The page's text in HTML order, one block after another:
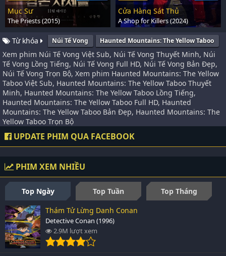
Mục Sư
The Priests (2015)
Cửa Hàng Sát Thủ
A Shop for Killers (2024)
Từ khóa Núi Tế Vong Haunted Mountains: The Yellow Taboo
Xem phim Núi Tế Vong Việt Sub, Núi Tế Vong Thuyết Minh, Núi
Tế Vong Lồng Tiếng, Núi Tế Vong Full HD, Núi Tế Vong Bản Đẹp,
Núi Tế Vong Trọn Bộ, Xem phim Haunted Mountains: The Yellow
Taboo Việt Sub, Haunted Mountains: The Yellow Taboo Thuyết
Minh, Haunted Mountains: The Yellow Taboo Lồng Tiếng,
Haunted Mountains: The Yellow Taboo Full HD, Haunted
Mountains: The Yellow Taboo Bản Đẹp, Haunted Mountains: The
Yellow Taboo Trọn Bộ
UPDATE PHIM QUA FACEBOOK
PHIM XEM NHIỀU
Top Ngày Top Tuần
Top Tháng
Thám Tử Lừng Danh Conan
Detective Conan (1996)
2.9M lượt xem